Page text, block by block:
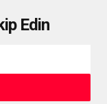
Edin